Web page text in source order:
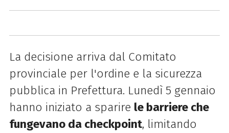
La decisione arriva dal Comitato
provinciale per l'ordine e la sicurezza
pubblica in Prefettura. Lunedì 5 gennaio
hanno iniziato a sparire le barriere che
fungevano da checkpoint, limitando